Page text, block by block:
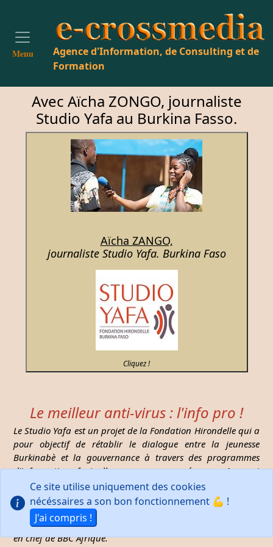
Menu
Agence d'Information, de Consulting et de
Formation
Avec Aïcha ZONGO, journaliste
Studio Yafa au Burkina Fasso.
Aïcha ZANGO,
journaliste Studio Yafa. Burkina Faso
Cliquez !
Le meilleur anti-virus : l'info pro !
Le Studio Yafa est un projet de la Fondation Hirondelle qui a
pour objectif de rétablir le dialogue entre la jeunesse
Burkinabè et la gouvernance à travers des programmes
d'informations factuelles, programmes prévus sur 4 ans et
financés par la Coopération Suisse et la Coopération
Suédoise. Ils sont diffusés sur 35 radios réparties sur le
territoire et couvre 80% de la population. L’équipe de 8
journalistes est coachée par Hervé Yonkeu, ancien rédacteur
en chef de BBC Afrique.
Ce site utilise uniquement des cookies
nécéssaires a son bon fonctionnement 💪 !
J'ai compris !